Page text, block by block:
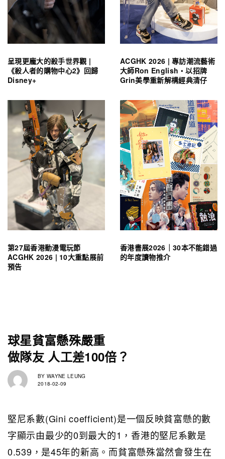
呈現更龐大的殺手世界觀 |
《殺人者的購物中心2》回歸
Disney+
ACGHK 2026 | 專訪潮流藝術
大師Ron English・以招牌
Grin美學重新解構經典清仔
第27屆香港動漫電玩節
ACGHK 2026 | 10大重點展前
預告
香港書展2026｜30本不能錯過
的年度讀物推介
球星貧富懸殊嚴重
做隊友 人工差100倍？
BY WAYNE LEUNG
2018-02-09
堅尼系數(Gini coefficient)是一個反映貧富懸的數
字顯示由最少的0到最大的1，香港的堅尼系數是
0.539，是45年的新高。而貧富懸殊當然會發生在